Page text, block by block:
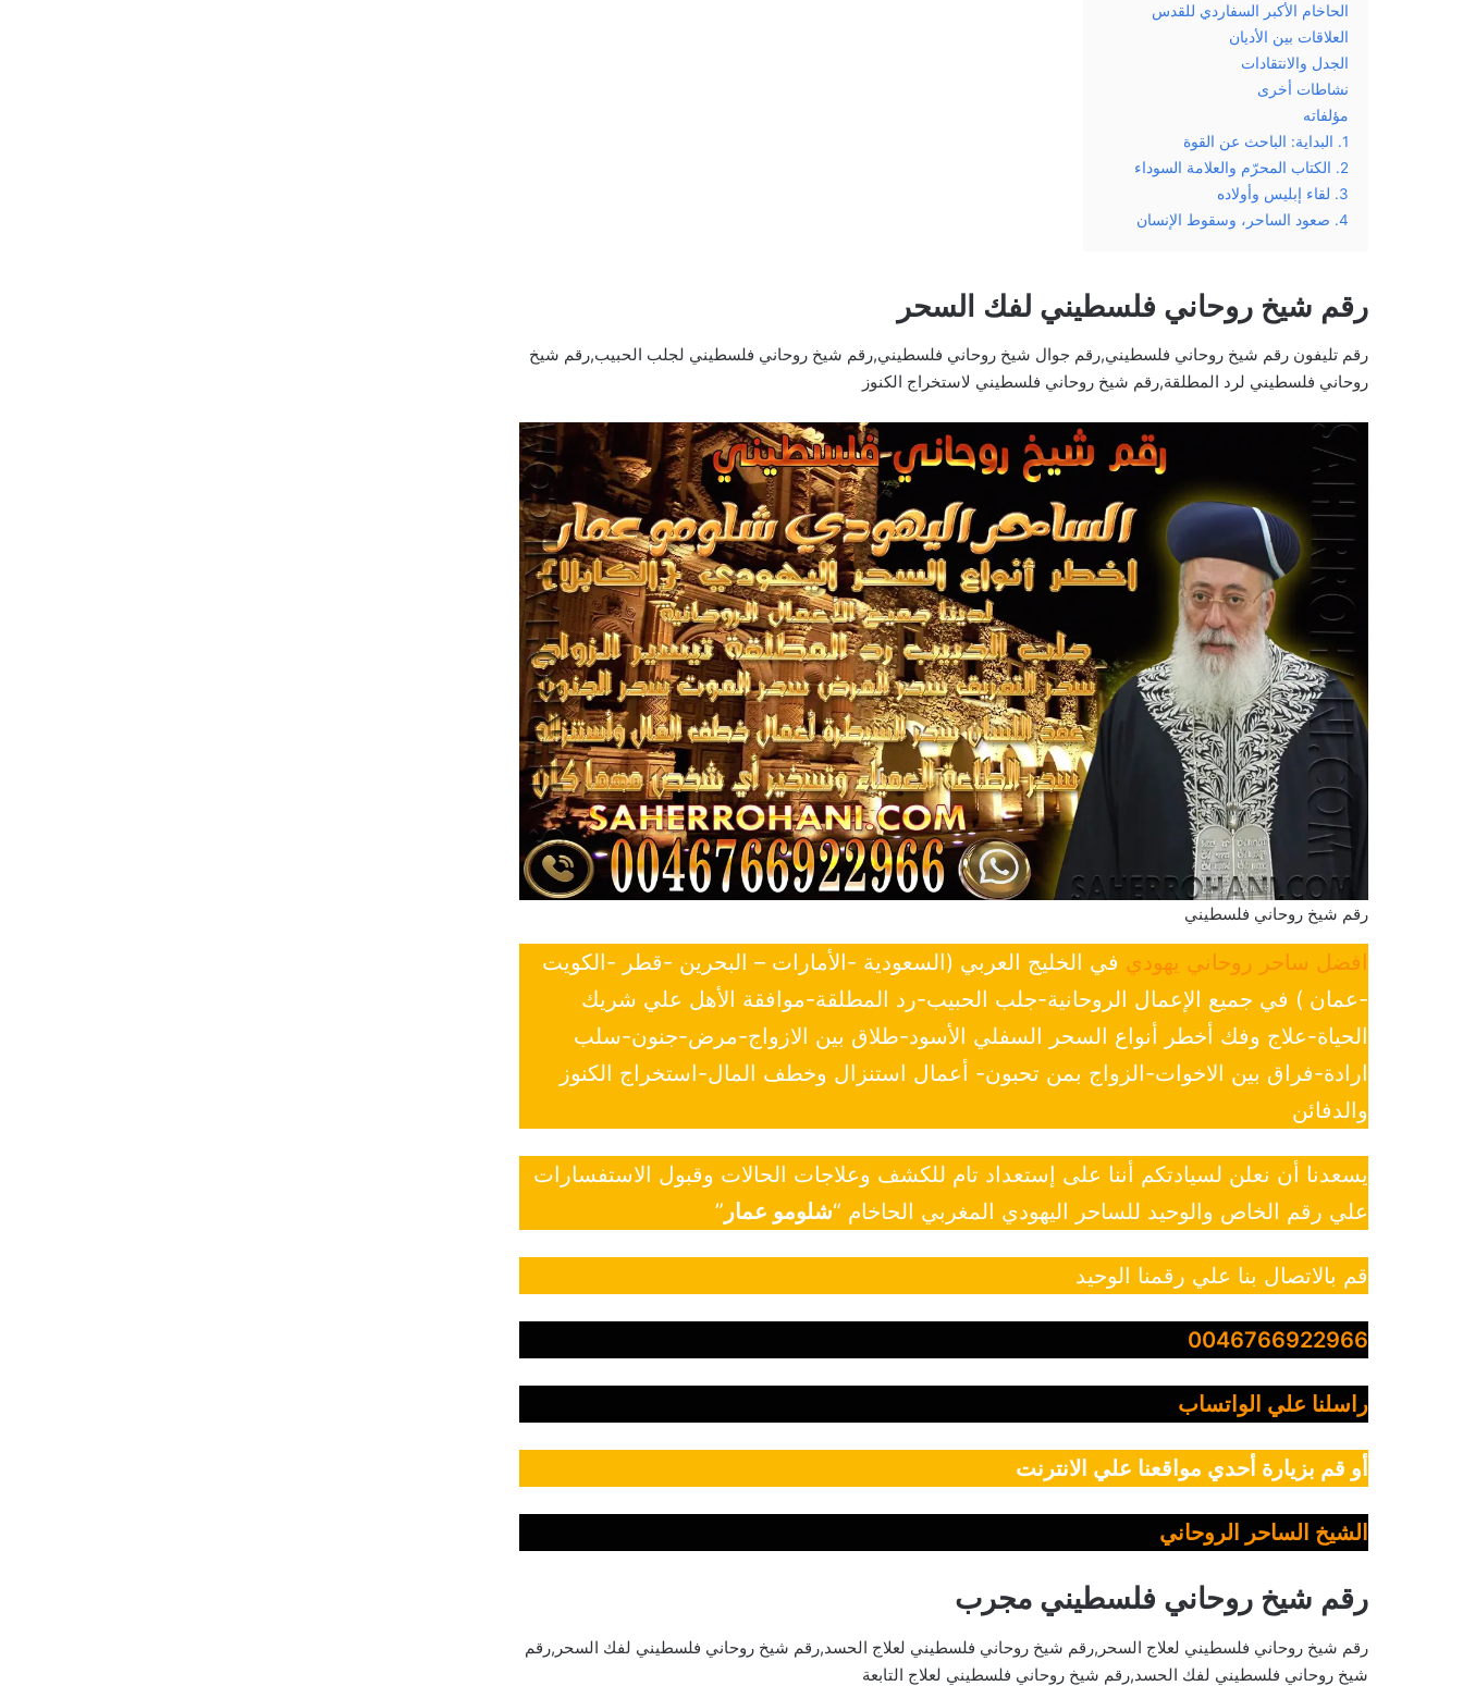
الحاخام الأكبر السفاردي للقدس
العلاقات بين الأديان
الجدل والانتقادات
نشاطات أخرى
مؤلفاته
1. البداية: الباحث عن القوة
2. الكتاب المحرّم والعلامة السوداء
3. لقاء إبليس وأولاده
4. صعود الساحر، وسقوط الإنسان
رقم شيخ روحاني فلسطيني لفك السحر
رقم تليفون رقم شيخ روحاني فلسطيني,رقم جوال شيخ روحاني فلسطيني,رقم شيخ روحاني فلسطيني لجلب الحبيب,رقم شيخ
روحاني فلسطيني لرد المطلقة,رقم شيخ روحاني فلسطيني لاستخراج الكنوز
رقم شيخ روحاني فلسطيني
افضل ساحر روحاني يهودي في الخليج العربي (السعودية -الأمارات – البحرين -قطر -الكويت
-عمان ) في جميع الإعمال الروحانية-جلب الحبيب-رد المطلقة-موافقة الأهل علي شريك
الحياة-علاج وفك أخطر أنواع السحر السفلي الأسود-طلاق بين الازواج-مرض-جنون-سلب
ارادة-فراق بين الاخوات-الزواج بمن تحبون- أعمال استنزال وخطف المال-استخراج الكنوز
والدفائن
يسعدنا أن نعلن لسيادتكم أننا على إستعداد تام للكشف وعلاجات الحالات وقبول الاستفسارات
علي رقم الخاص والوحيد للساحر اليهودي المغربي الحاخام “شلومو عمار ”
قم بالاتصال بنا علي رقمنا الوحيد
0046766922966
راسلنا علي الواتساب
أو قم بزيارة أحدي مواقعنا علي الانترنت
الشيخ الساحر الروحاني
رقم شيخ روحاني فلسطيني مجرب
رقم شيخ روحاني فلسطيني لعلاج السحر,رقم شيخ روحاني فلسطيني لعلاج الحسد,رقم شيخ روحاني فلسطيني لفك السحر,رقم
شيخ روحاني فلسطيني لفك الحسد,رقم شيخ روحاني فلسطيني لعلاج التابعة